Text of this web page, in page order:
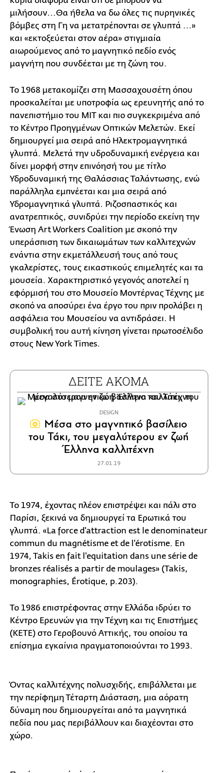
μιλήσουν...Θα ήθελα να δω όλες τις πυρηνικές
βόμβες στη Γη να μετατρέπονται σε γλυπτά ...»
και «εκτοξεύεται στον αέρα» στιγμιαία
αιωρούμενος από το μαγνητικό πεδίο ενός
μαγνήτη που συνδέεται με τη ζώνη του.
Το 1968 μετακομίζει στη Μασσαχουσέτη όπου
προσκαλείται με υποτροφία ως ερευνητής από το
πανεπιστήμιο του ΜΙΤ και πιο συγκεκριμένα από
το Κέντρο Προηγμένων Οπτικών Μελετών. Εκεί
δημιουργεί μια σειρά από Ηλεκτρομαγνητικά
γλυπτά. Μελετά την υδροδυναμική ενέργεια και
δίνει μορφή στην επινόησή του με τίτλο
Υδροδυναμική της Θαλάσσιας Ταλάντωσης, ενώ
παράλληλα εμπνέεται και μια σειρά από
Υδρομαγνητικά γλυπτά. Ριζοσπαστικός και
ανατρεπτικός, συνιδρύει την περίοδο εκείνη την
Ένωση Art Workers Coalition με σκοπό την
υπεράσπιση των δικαιωμάτων των καλλιτεχνών
ενάντια στην εκμετάλλευσή τους από τους
γκαλερίστες, τους εικαστικούς επιμελητές και τα
μουσεία. Χαρακτηριστικό γεγονός αποτελεί η
εφόρμισή του στο Mουσείο Μοντέρνας Τέχνης με
σκοπό να αποσύρει ένα έργο του πριν προλάβει η
ασφάλεια του Μουσείου να αντιδράσει. Η
συμβολική του αυτή κίνηση γίνεται πρωτοσέλιδο
στους New York Times.
ΔΕΙΤΕ ΑΚΟΜΑ
DESIGN
Μέσα στο μαγνητικό βασίλειο
του Τάκι, του μεγαλύτερου εν ζωή
Έλληνα καλλιτέχνη
27.01.19
Το 1974, έχοντας πλέον επιστρέψει και πάλι στο
Παρίσι, ξεκινά να δημιουργεί τα Ερωτικά του
γλυπτά. «La force d'attraction est le denominateur
commun du magnétisme et de l'érotisme. En
1974, Takis en fait l'equitation dans une série de
bronzes réalisés a partir de moulages» (Takis,
monographies, Érotique, p.203).
Το 1986 επιστρέφοντας στην Ελλάδα ιδρύει το
Κέντρο Ερευνών για την Τέχνη και τις Επιστήμες
(KETE) στο Γεροβουνό Αττικής, του οποίου τα
επίσημα εγκαίνια πραγματοποιούνται το 1993.
Όντας καλλιτέχνης πολυσχιδής, επιβάλλεται με
την περίφημη Τέταρτη Διάσταση, μια αόρατη
δύναμη που δημιουργείται από τα μαγνητικά
πεδία που μας περιβάλλουν και διαχέονται στο
χώρο.